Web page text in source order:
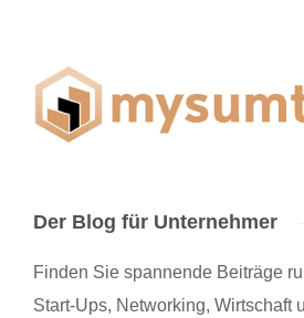
Der Blog für Unternehmer
Finden Sie spannende Beiträge
Start-Ups, Networking, Wirtschaft